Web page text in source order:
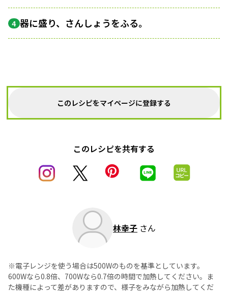
4 器に盛り、さんしょうをふる。
このレシピをマイページに登録する
このレシピを共有する
林幸子 さん
※電子レンジを使う場合は500Wのものを基準としています。
600Wなら0.8倍、700Wなら0.7倍の時間で加熱してください。ま
た機種によって差がありますので、様子をみながら加熱してくだ